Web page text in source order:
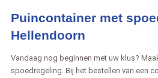
Puincontainer met
Hellendoorn
Vandaag nog beginnen met uw klus?
spoedregeling. Bij het bestellen van een